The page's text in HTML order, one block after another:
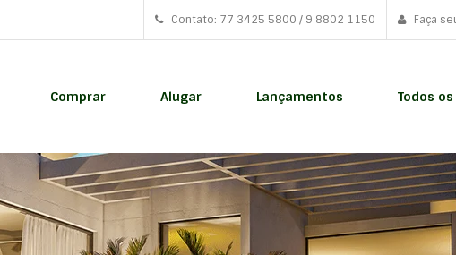
Contato: 77 3425 5800 / 9 8802 1150 Faça
Comprar Alugar Lançamentos Todos